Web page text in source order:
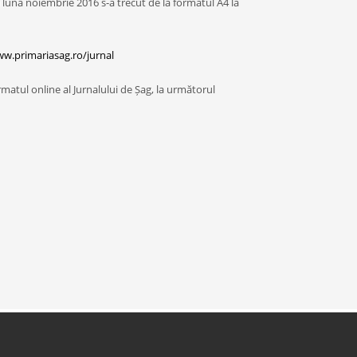
jurnal
online al Jurnalului de Șag, la următorul